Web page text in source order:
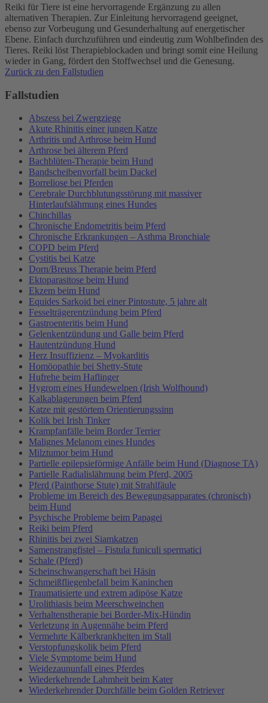
Reiki für Tiere ist eine hervorragende Ergänzung zu allen
alternativen Therapien. Zur Einleitung hervorragend geeignet,
ebenso zur Vorbeugung und Gesunderhaltung auf energetischer
Ebene. Einfach durchzuführen und eindeutig zum Wohlbefinden des
Tieres. Reiki löst Therapieblockaden und bringt somit eine Heilung
wieder in Gang, fördert den Stoffwechsel und die Genesung.
Zurück zu den Fallstudien
Fallstudien
Abszess bei Zwergziege
Akute Rhinitis einer jungen Katze
Arthritis und Arthrose beim Hund
Arthrose bei älterem Pferd
Bachblüten-Therapie beim Hund
Bandscheibenvorfall beim Dackel
Borreliose bei Pferden
Cerebrale Durchblutungsstörung mit massiver
Hinterlaufslähmung eines Hundes
Chinchillas
Chronische Endometritis beim Pferd
Chronische Erkrankungen – Asthma Bronchiale
COPD beim Pferd
Cystitis bei Katze
Dorn/Breuss Therapie beim Pferd
Ektoparasitose beim Hund
Ekzem beim Hund
Equides Sarkoid bei einer Pintostute, 5 jahre alt
Fesselträgerentzündung beim Pferd
Gastroenteritis beim Hund
Gelenkentzündung und Galle beim Pferd
Hautentzündung Hund
Herz Insuffizienz – Myokarditis
Homöopathie bei Shetty-Stute
Hufrehe beim Haflinger
Hygrom eines Hundewelpen (Irish Wolfhound)
Kalkablagerungen beim Pferd
Katze mit gestörtem Orientierungssinn
Kolik bei Irish Tinker
Krampfanfälle beim Border Terrier
Malignes Melanom eines Hundes
Milztumor beim Hund
Partielle epilepsieförmige Anfälle beim Hund (Diagnose TA)
Partielle Radialislähmung beim Pferd, 2005
Pferd (Painthorse Stute) mit Strahlfäule
Probleme im Bereich des Bewegungsapparates (chronisch)
beim Hund
Psychische Probleme beim Papagei
Reiki beim Pferd
Rhinitis bei zwei Siamkatzen
Samenstrangfistel – Fistula funiculi spermatici
Schale (Pferd)
Scheinschwangerschaft bei Häsin
Schmeißfliegenbefall beim Kaninchen
Traumatisierte und extrem adipöse Katze
Urolithiasis beim Meerschweinchen
Verhaltenstherapie bei Border-Mix-Hündin
Verletzung in Augennähe beim Pferd
Vermehrte Kälberkrankheiten im Stall
Verstopfungskolik beim Pferd
Viele Symptome beim Hund
Weidezaununfall eines Pferdes
Wiederkehrende Lahmheit beim Kater
Wiederkehrender Durchfälle beim Golden Retriever